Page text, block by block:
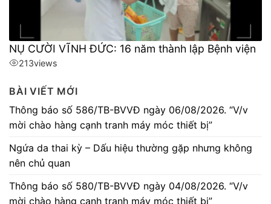
NỤ CƯỜI VĨNH ĐỨC: 16 năm thành lập Bệnh viện
213views
BÀI VIẾT MỚI
Thông báo số 586/TB-BVVĐ ngày 06/08/2026. “V/v
mời chào hàng cạnh tranh máy móc thiết bị”
Ngứa da thai kỳ – Dấu hiệu thường gặp nhưng không
nên chủ quan
Thông báo số 580/TB-BVVĐ ngày 04/08/2026. “V/v
mời chào hàng cạnh tranh máy móc thiết bị”